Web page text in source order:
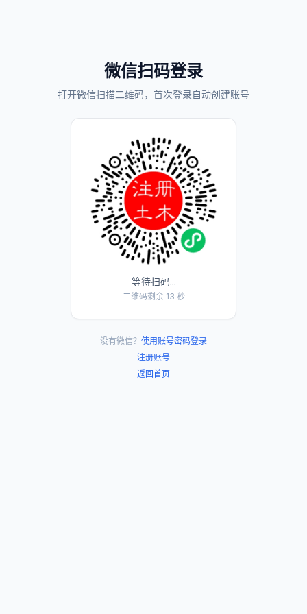
微信扫码登录
打开微信扫描二维码，首次登录自动创建账号
等待扫码...
二维码剩余 13 秒
没有微信？ 使用账号密码登录
注册账号
返回首页